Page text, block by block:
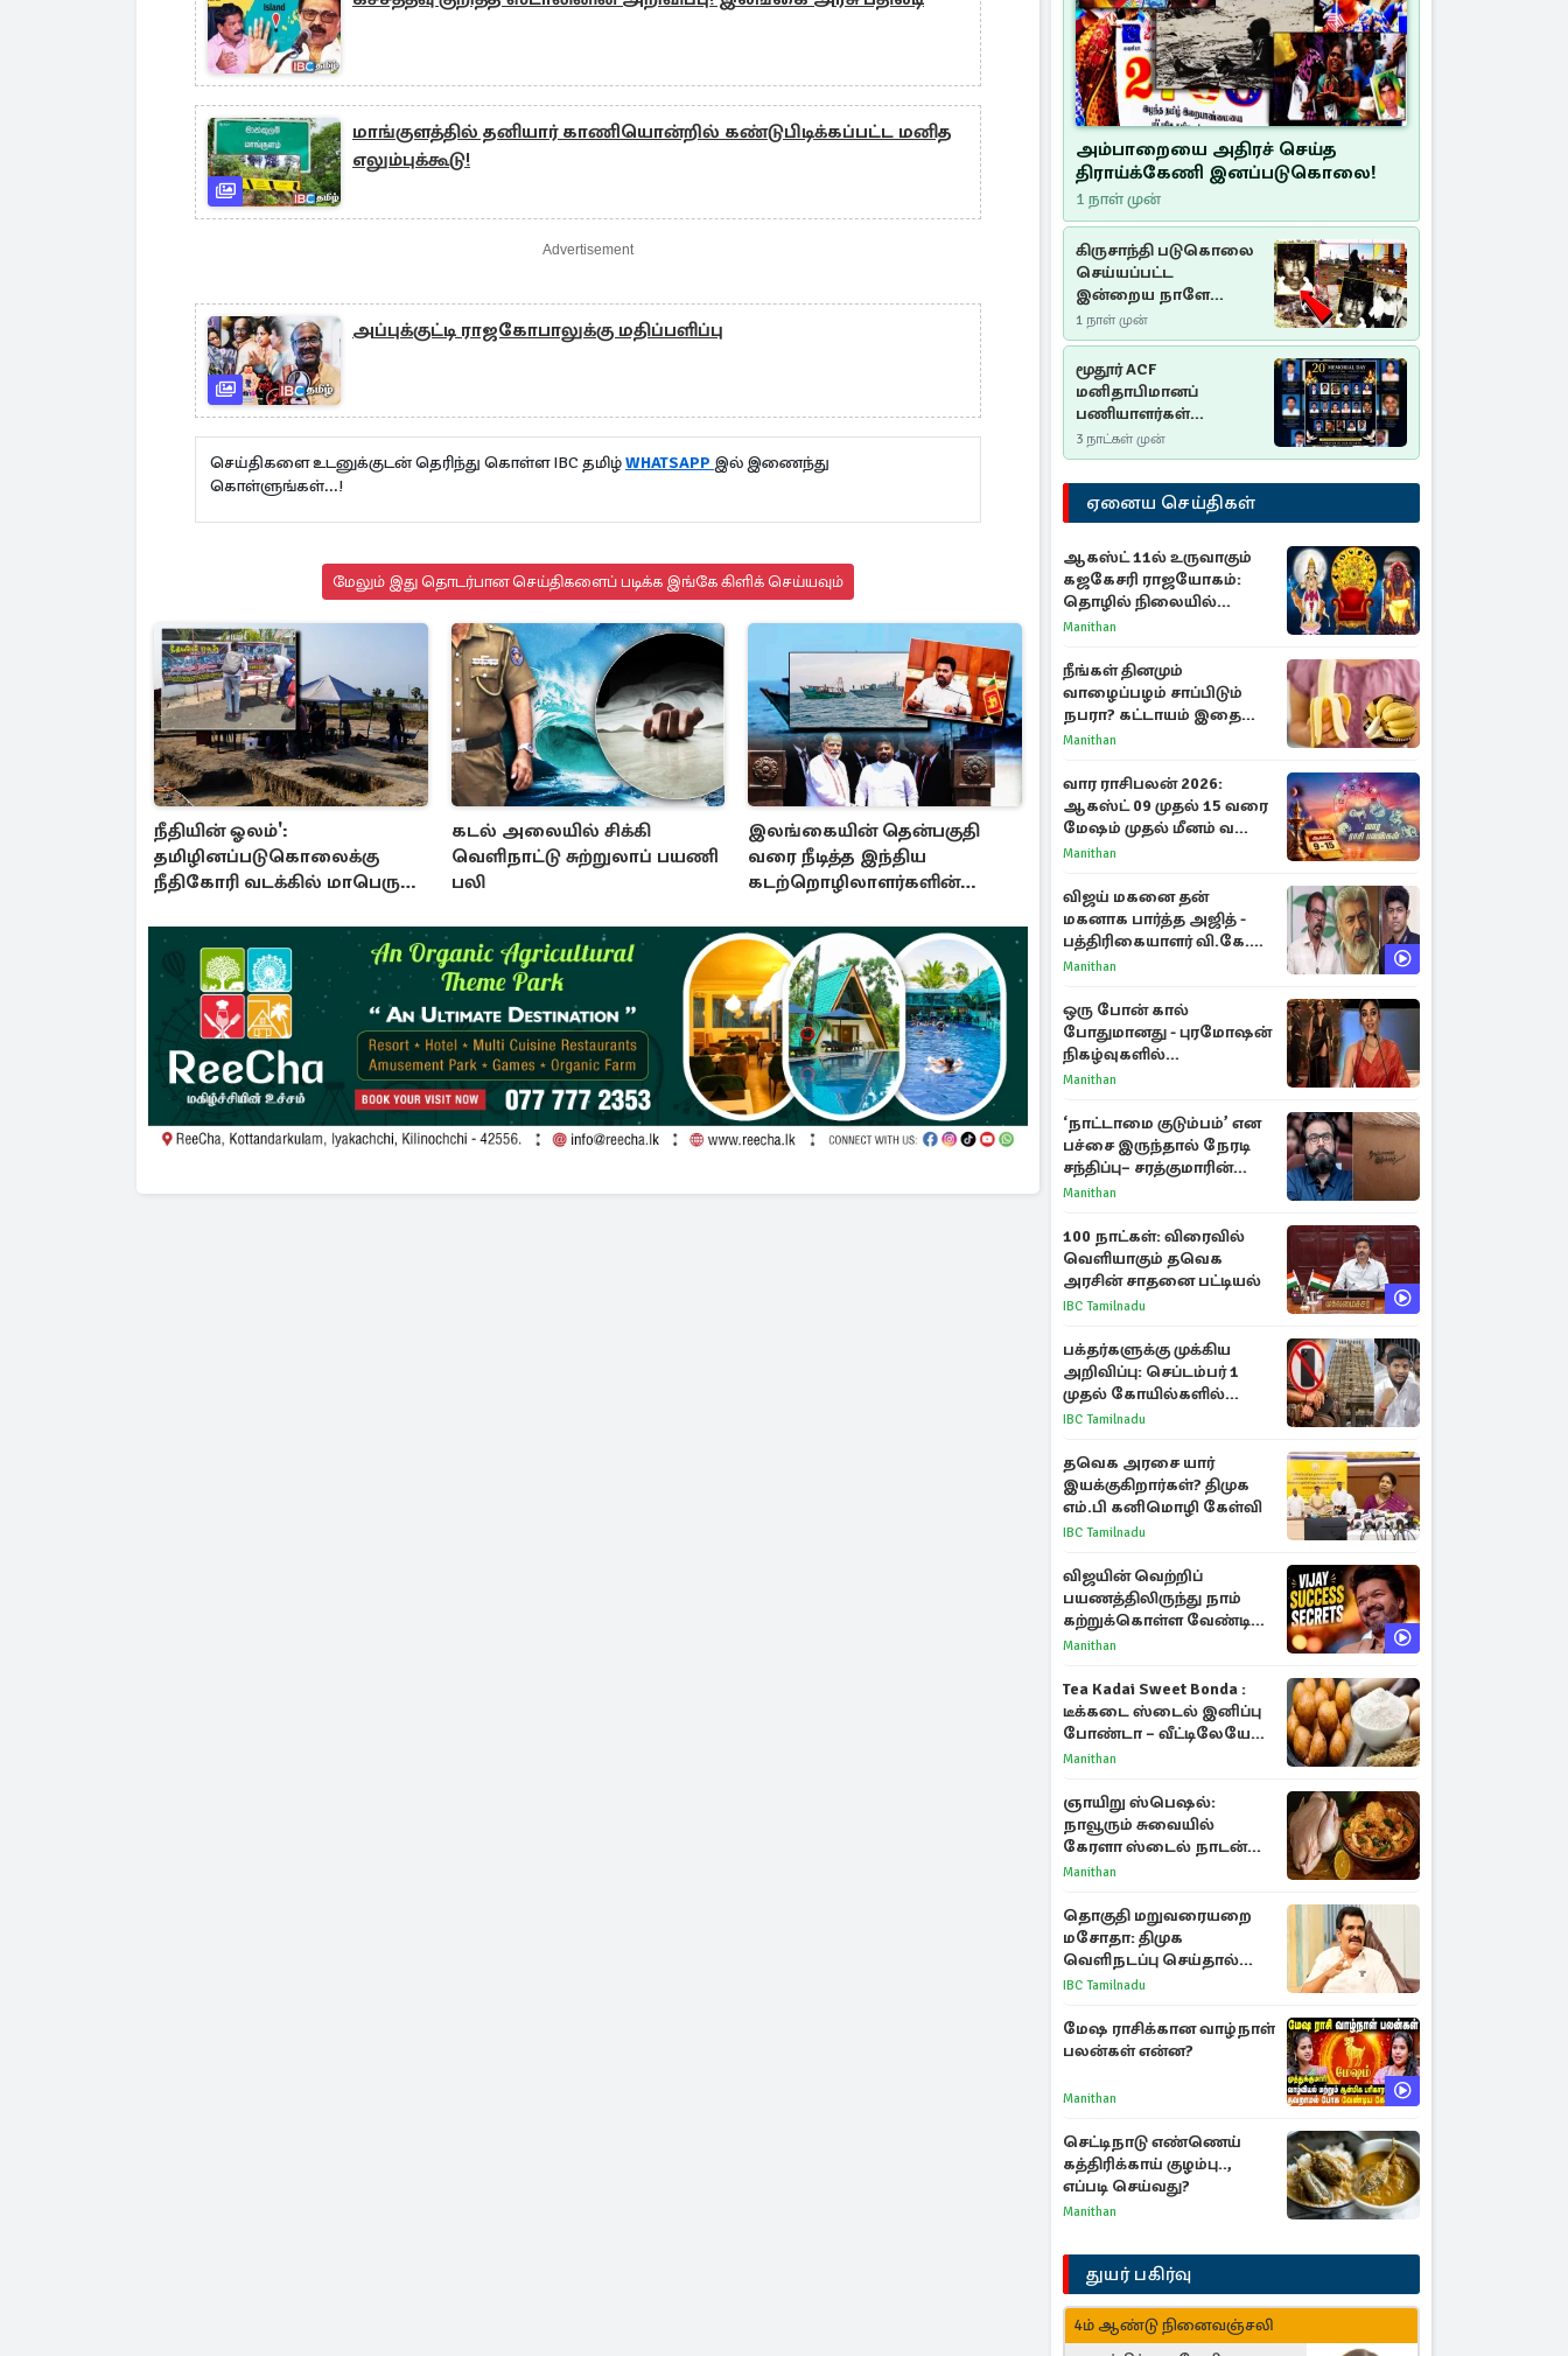
மாங்குளத்தில் தனியார் காணியொன்றில் கண்டுபிடிக்கப்பட்ட மனித
எலும்புக்கூடு!
Advertisement
அப்புக்குட்டி ராஜகோபாலுக்கு மதிப்பளிப்பு
செய்திகளை உடனுக்குடன் தெரிந்து கொள்ள IBC தமிழ்WHATSAPP இல் இணைந்து
கொள்ளுங்கள்...!
மேலும் இது தொடர்பான செய்திகளைப் படிக்க இங்கே கிளிக் செய்யவும்
நீதியின் ஓலம்':
தமிழினப்படுகொலைக்கு
நீதிகோரி வடக்கில் மாபெரும்
கடல் அலையில் சிக்கி
வெளிநாட்டு சுற்றுலாப் பயணி
பலி
இலங்கையின் தென்பகுதி
வரை நீடித்த இந்திய
கடற்றொழிலாளர்களின்
அம்பாறையை அதிரச் செய்த
திராய்க்கேணி இனப்படுகொலை!
1 நாள் முன்
கிருசாந்தி படுகொலை
செய்யப்பட்ட
இன்றைய நாளே
செம்மணி
இனப்படுகொலை
தினம்…!
1 நாள் முன்
மூதூர் ACF
மனிதாபிமானப்
பணியாளர்கள்
படுகொலை (2006): 20
ஆண்டுகளாகியும் நீதி
மறுக்கப்பட்ட
மனிதாபிமானப்
பேரவலம்
3 நாட்கள் முன்
ஏனைய செய்திகள்
ஆகஸ்ட் 11ல் உருவாகும்
கஜகேசரி ராஜயோகம்:
தொழில் நிலையில்
அதிர்ஷ்டம் பெறும் 3
Manithan
நீங்கள் தினமும்
வாழைப்பழம் சாப்பிடும்
நபரா? கட்டாயம் இதை
தெரிந்து கொள்ளுங்கள்
Manithan
வார ராசிபலன் 2026:
ஆகஸ்ட் 09 முதல் 15 வரை
மேஷம் முதல் மீனம் வரை
முழு பலன்கள்
Manithan
விஜய் மகனை தன்
மகனாக பார்த்த அஜித் -
பத்திரிகையாளர் வி.கே.
சுந்தர் ஓபன் டாக்!
Manithan
ஒரு போன் கால்
போதுமானது - புரமோஷன்
நிகழ்வுகளில்
பங்கேற்காதது குறித்து
Manithan
‘நாட்டாமை குடும்பம்’ என
பச்சை இருந்தால் நேரடி
சந்திப்பு– சரத்குமாரின்
புதிய யோசனை
Manithan
100 நாட்கள்: விரைவில்
வெளியாகும் தவெக
அரசின் சாதனை பட்டியல்
IBC Tamilnadu
பக்தர்களுக்கு முக்கிய
அறிவிப்பு: செப்டம்பர் 1
முதல் கோயில்களில்
மொபைலுக்கு தடை!
IBC Tamilnadu
தவெக அரசை யார்
இயக்குகிறார்கள்? திமுக
எம்.பி கனிமொழி கேள்வி
IBC Tamilnadu
விஜயின் வெற்றிப்
பயணத்திலிருந்து நாம்
கற்றுக்கொள்ள வேண்டிய
முக்கிய 3 விடயங்கள்!
Manithan
Tea Kadai Sweet Bonda :
டீக்கடை ஸ்டைல் இனிப்பு
போண்டா – வீட்டிலேயே
செய்வது எப்படி?
Manithan
ஞாயிறு ஸ்பெஷல்:
நாவூரும் சுவையில்
கேரளா ஸ்டைல் நாடன்
சிக்கன் குழம்பு ரெசிபி!
Manithan
தொகுதி மறுவரையறை
மசோதா: திமுக
வெளிநடப்பு செய்தால்
ஆதரவாகவே கருதப்படும்
IBC Tamilnadu
மேஷ ராசிக்கான வாழ்நாள்
பலன்கள் என்ன?
Manithan
செட்டிநாடு எண்ணெய்
கத்திரிக்காய் குழம்பு..,
எப்படி செய்வது?
Manithan
துயர் பகிர்வு
4ம் ஆண்டு நினைவஞ்சலி